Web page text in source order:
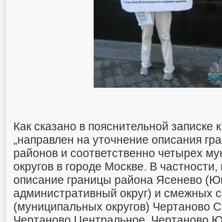
Как сказано в пояснительной записке
„направлен на уточнение описания
районов и соответственно четырех
округов в городе Москве. В
описание границы района Ясенево
административный округ) и смежных
(муниципальных округов) Чертаново